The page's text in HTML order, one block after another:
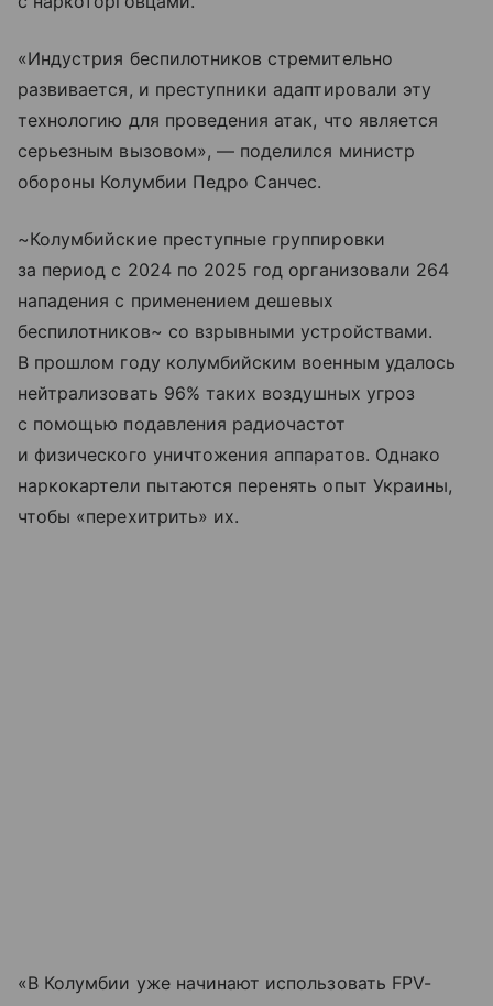
«Индустрия беспилотников стремительно
развивается, и преступники адаптировали эту
технологию для проведения атак, что является
серьезным вызовом», — поделился министр
обороны Колумбии Педро Санчес.
~Колумбийские преступные группировки
за период с 2024 по 2025 год организовали 264
нападения с применением дешевых
беспилотников~ со взрывными устройствами.
В прошлом году колумбийским военным удалось
нейтрализовать 96% таких воздушных угроз
с помощью подавления радиочастот
и физического уничтожения аппаратов. Однако
наркокартели пытаются перенять опыт Украины,
чтобы «перехитрить» их.
«В Колумбии уже начинают использовать FPV-